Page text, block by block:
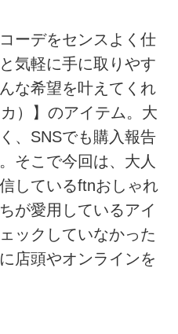
ーデをセンスよく仕
気軽に手に取りやす
な希望を叶えてくれ
）】のアイテム。大
、SNSでも購入報告
そこで今回は、大人
しているftnおしゃれ
が愛用しているアイ
ックしていなかった
店頭やオンラインを